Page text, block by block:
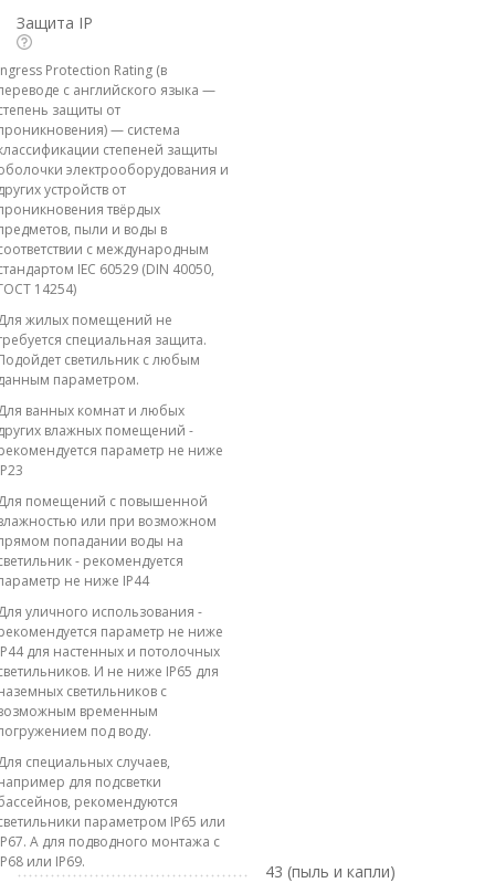
Защита IP
Protection Rating (в
с английского языка —
защиты от
— система
степеней защиты
электрооборудования и
устройств от
твёрдых
пыли и воды в
с международным
IEC 60529 (DIN 40050,
14254)
жилых помещений не
специальная защита.
светильник с любым
параметром.
ванных комнат и любых
влажных помещений -
параметр не ниже
помещений с повышенной
или при возможном
попадании воды на
- рекомендуется
не ниже IP44
уличного использования -
параметр не ниже
для настенных и потолочных
И не ниже IP65 для
светильников с
временным
под воду.
специальных случаев,
для подсветки
рекомендуются
параметром IP65 или
А для подводного монтажа с
или IP69.
43 (пыль и капли)